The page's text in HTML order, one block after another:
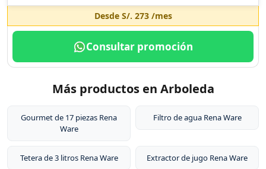
Desde S/. 273/mes
Consultar promoción
Más productos en Arboleda
Gourmet de 17 piezas Rena
Ware
Filtro de agua Rena Ware
Tetera de 3 litros Rena Ware Extractor de jugo Rena Ware